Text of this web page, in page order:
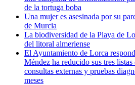
de la tortuga boba
Una mujer es asesinada por su
de Murcia
La biodiversidad de la Playa de
del litoral almeriense
El Ayuntamiento de Lorca
Méndez ha reducido sus tres
consultas externas y pruebas
meses